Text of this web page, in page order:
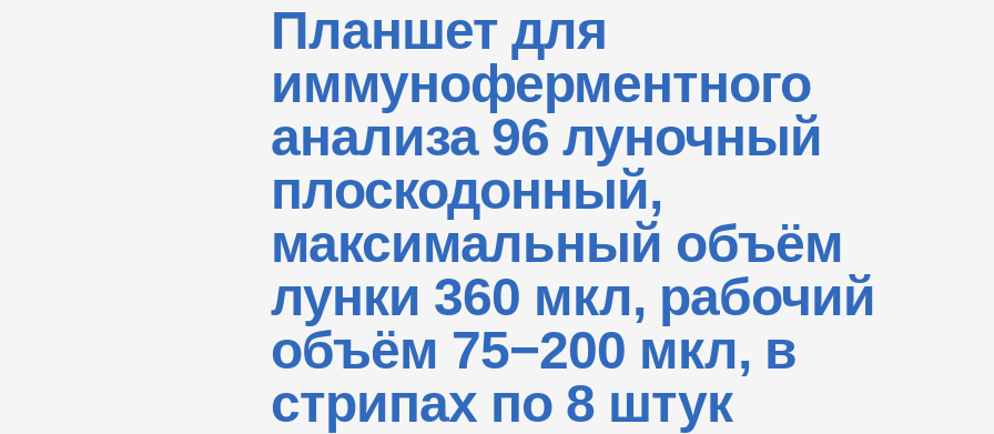
Планшет для
иммуноферментного
анализа 96 луночный
плоскодонный,
максимальный объём
лунки 360 мкл, рабочий
объём 75−200 мкл, в
стрипах по 8 штук